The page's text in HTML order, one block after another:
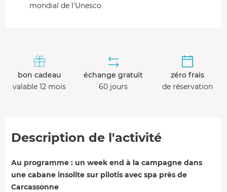
mondial de l'Unesco
bon cadeau
valable 12 mois
échange gratuit
60 jours
zéro frais
de réservation
Description de l'activité
Au programme : un week end à la campagne dans
une cabane insolite sur pilotis avec spa près de
Carcassonne